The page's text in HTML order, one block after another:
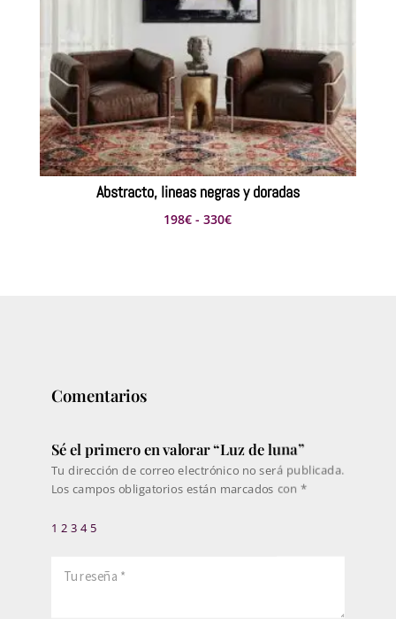
Abstracto, lineas negras y doradas
198€ - 330€Rango
Comentarios
Sé el primero en valorar “Luz de luna”
Tu dirección de correo electrónico no será publicada.
Los campos obligatorios están marcados con *
1 2 3 4 5